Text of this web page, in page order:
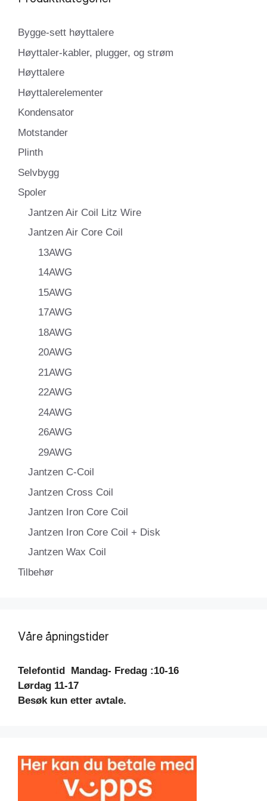
Bygge-sett høyttalere
Høyttaler-kabler, plugger, og strøm
Høyttalere
Høyttalerelementer
Kondensator
Motstander
Plinth
Selvbygg
Spoler
Jantzen Air Coil Litz Wire
Jantzen Air Core Coil
13AWG
14AWG
15AWG
17AWG
18AWG
20AWG
21AWG
22AWG
24AWG
26AWG
29AWG
Jantzen C-Coil
Jantzen Cross Coil
Jantzen Iron Core Coil
Jantzen Iron Core Coil + Disk
Jantzen Wax Coil
Tilbehør
Våre åpningstider
Telefontid Mandag- Fredag :10-16
Lørdag 11-17
Besøk kun etter avtale.